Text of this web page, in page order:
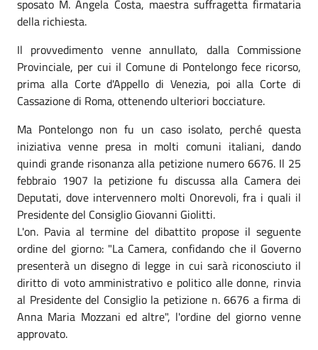
sposato M. Angela Costa, maestra suffragetta firmataria
della richiesta.
Il provvedimento venne annullato, dalla Commissione
Provinciale, per cui il Comune di Pontelongo fece ricorso,
prima alla Corte d'Appello di Venezia, poi alla Corte di
Cassazione di Roma, ottenendo ulteriori bocciature.
Ma Pontelongo non fu un caso isolato, perché questa
iniziativa venne presa in molti comuni italiani, dando
quindi grande risonanza alla petizione numero 6676. Il 25
febbraio 1907 la petizione fu discussa alla Camera dei
Deputati, dove intervennero molti Onorevoli, fra i quali il
Presidente del Consiglio Giovanni Giolitti.
L'on. Pavia al termine del dibattito propose il seguente
ordine del giorno: "La Camera, confidando che il Governo
presenterà un disegno di legge in cui sarà riconosciuto il
diritto di voto amministrativo e politico alle donne, rinvia
al Presidente del Consiglio la petizione n. 6676 a firma di
Anna Maria Mozzani ed altre", l'ordine del giorno venne
approvato.